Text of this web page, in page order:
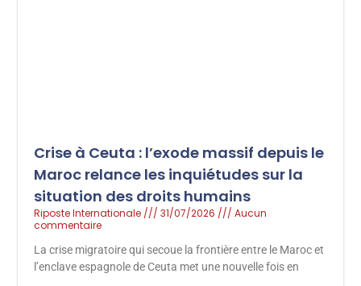
Crise à Ceuta : l’exode massif depuis le
Maroc relance les inquiétudes sur la
situation des droits humains
Riposte Internationale 31/07/2026
Aucun
commentaire
La crise migratoire qui secoue la frontière entre le Maroc et
l’enclave espagnole de Ceuta met une nouvelle fois en